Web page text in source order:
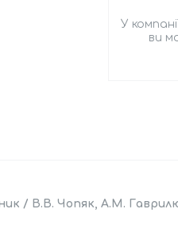
У
ви
/ В.В. Чопяк, А.М.